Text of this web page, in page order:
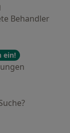
Behandler
ein!